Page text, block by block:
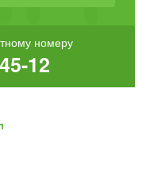
номеру
12